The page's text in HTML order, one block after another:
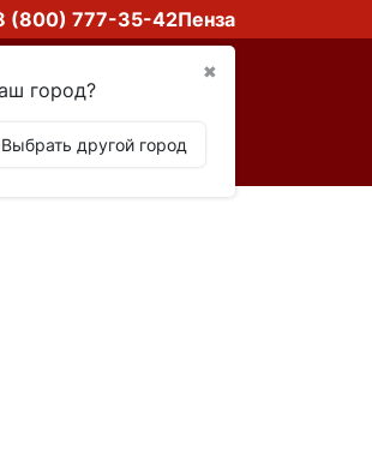
(800) 777-35-42Пенза
✖
город?
Выбрать другой город